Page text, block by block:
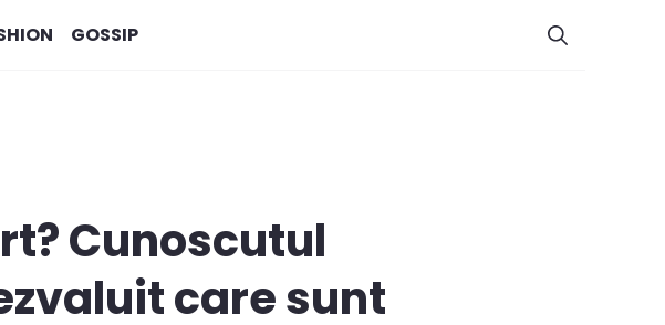
GOSSIP
Cunoscutul
care sunt